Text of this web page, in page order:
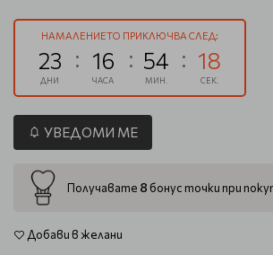
НАМАЛЕНИЕТО ПРИКЛЮЧВА СЛЕД:
23
ДНИ
16
ЧАСА
54
МИН.
18
СЕК.
УВЕДОМИ МЕ
Получавате 8 бонус точки при
Добави в желани